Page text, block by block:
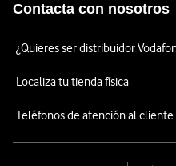
Contacta con nosotros
¿Quieres ser distribuidor
Localiza tu tienda física
Teléfonos de atención al cliente